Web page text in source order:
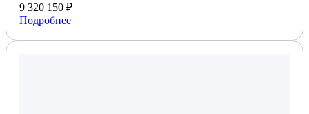
9 320 150 ₽
Подробнее